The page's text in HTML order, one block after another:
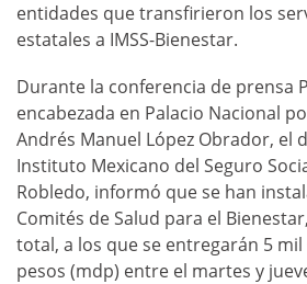
entidades que transfirieron los
estatales a IMSS-Bienestar.
Durante la conferencia de prensa
encabezada en Palacio Nacional
Andrés Manuel López Obrador, el
Instituto Mexicano del Seguro
Robledo, informó que se han
Comités de Salud para el
total, a los que se entregarán 5
pesos (mdp) entre el martes y